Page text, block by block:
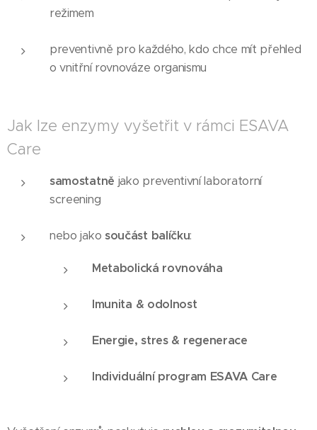
režimem
preventivně pro každého, kdo chce mít přehled
o vnitřní rovnováze organismu
Jak lze enzymy vyšetřit v rámci ESAVA
Care
samostatně jako preventivní laboratorní
screening
nebo jako součást balíčku:
Metabolická rovnováha
Imunita & odolnost
Energie, stres & regenerace
Individuální program ESAVA Care